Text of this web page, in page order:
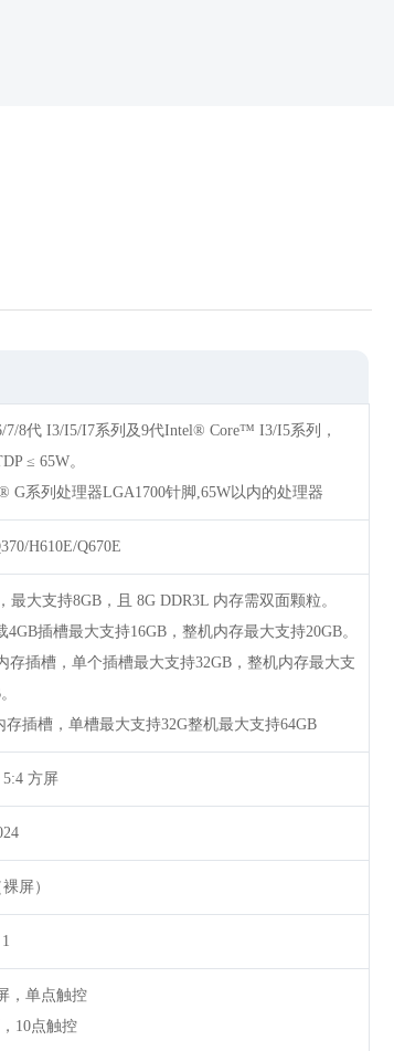
7/8代 I3/I5/I7系列及9代Intel® Core™ I3/I5系列，
≤ 65W。
G系列处理器LGA1700针脚,65W以内的处理器
H610E/Q670E
大支持8GB，且 8G DDR3L 内存需双面颗粒。
插槽最大支持16GB，整机内存最大支持20GB。
存插槽，单个插槽最大支持32GB，整机内存最大支
插槽，单槽最大支持32G整机最大支持64GB
方屏
屏）
，单点触控
10点触控